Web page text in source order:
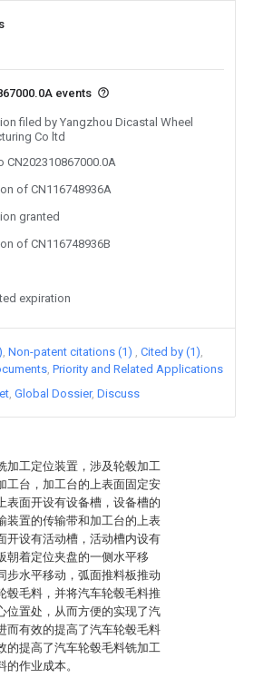
加工定位装置，涉及轮毂加工
工台，加工台的上表面固定安
表面开设有设备槽，设备槽的
装置的传输带和加工台的上表
开设有活动槽，活动槽内设有
朝着定位夹盘的一侧水平移
步水平移动，弧面推料板推动
毂毛料，并将汽车轮毂毛料推
位置处，从而方便的实现了汽
而有效的提高了汽车轮毂毛料
的提高了汽车轮毂毛料铣加工
作业成本。
events
filed by Yangzhou Dicastal Wheel
Co ltd
CN202310867000.0A
of CN116748936A
granted
of CN116748936B
expiration
Non-patent citations (1)
Cited by (1)
Priority and Related Applications
Global Dossier Discuss